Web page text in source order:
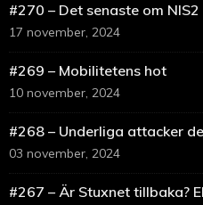
#270 – Det senaste om NIS2
17 november, 2024
#269 – Mobilitetens hot
10 november, 2024
#268 – Underliga attacker
03 november, 2024
#267 – Är Stuxnet tillbaka?